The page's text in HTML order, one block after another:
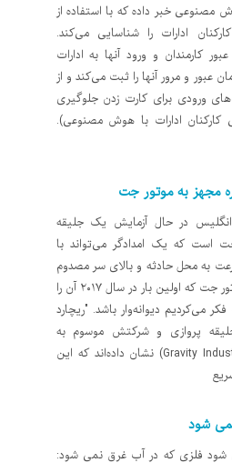
مصنوعی خبر داده که با استفاده از
ادارات را شناسایی می‌کند.
کارمندان و ورود آنها به ادارات
عبور و مرور آنها را ثبت می‌کند و از
ورودی برای کارت زدن جلوگیری
کارکنان ادارات با هوش مصنوعی).
مجهز به موتور جت
در حال آزمایش یک جلیقه
است که یک امدادگر می‌تواند با
به محل حادثه و بالای سر مصدوم
برساند. جلیقه مجهز به موتور جت که اولین بار در سال ۲۰۱۷ آن را
می‌کردیم دیوانه‌وار باشد. "ریچارد
پروازی و شرکتش موسوم به
"گرویتی اینداستریز"(Gravity Industries) نشان داده‌اند که این
شود
فلزی که در آب غرق نمی شود: